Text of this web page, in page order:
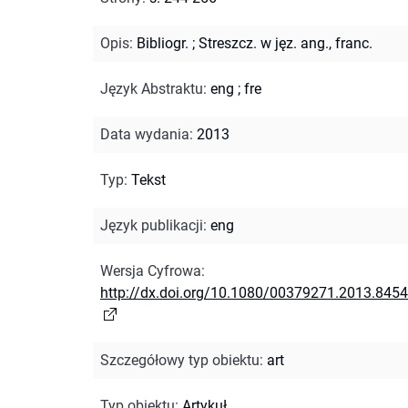
Opis: Bibliogr. ; Streszcz. w jęz. ang., franc.
Język Abstraktu: eng ; fre
Data wydania: 2013
Typ: Tekst
Język publikacji: eng
Wersja Cyfrowa:
http://dx.doi.org/10.1080/
Szczegółowy typ obiektu: art